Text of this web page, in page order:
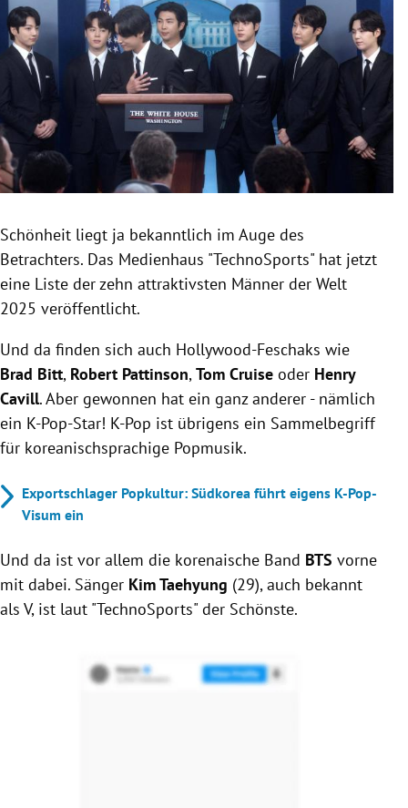
Untermenü
Untermenü
Untermenü
Untermenü
Untermenü
Untermenü
Schönheit liegt ja bekanntlich im Auge des
Betrachters. Das Medienhaus "TechnoSports" hat jetzt
eine Liste der zehn attraktivsten Männer der Welt
2025 veröffentlicht.
Und da finden sich auch Hollywood-Feschaks wie
Brad Bitt, Robert Pattinson,Tom Cruise oder Henry
Cavill. Aber gewonnen hat ein ganz anderer - nämlich
ein K-Pop-Star! K-Pop ist übrigens ein Sammelbegriff
für koreanischsprachige Popmusik.
Exportschlager Popkultur: Südkorea führt eigens K-Pop-
Visum ein
Und da ist vor allem die korenaische Band BTS vorne
mit dabei. Sänger Kim Taehyung (29), auch bekannt
als V, ist laut "TechnoSports" der Schönste.